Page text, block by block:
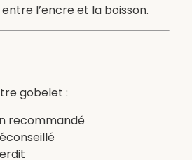
l’encre et la boisson.
gobelet :
recommandé